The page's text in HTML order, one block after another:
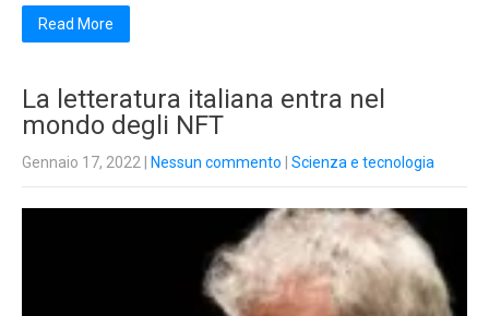
Read More
La letteratura italiana entra nel
mondo degli NFT
Gennaio 17, 2022 Nessun commento Scienza e tecnologia